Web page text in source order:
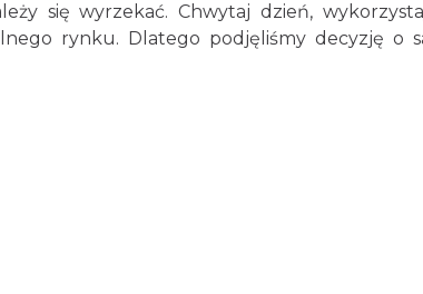
się wyrzekać. Chwytaj dzień,
rynku. Dlatego podjęliśmy decyzję o